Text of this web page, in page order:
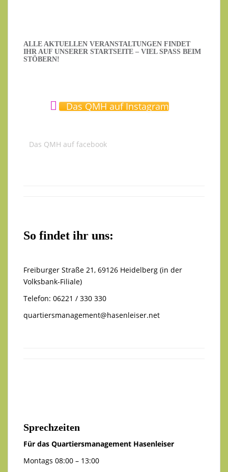
ALLE AKTUELLEN VERANSTALTUNGEN FINDET
IHR AUF UNSERER STARTSEITE – VIEL SPASS BEIM S
TÖBERN!
Das QMH auf Instagram
Das QMH auf facebook
So findet ihr uns:
Freiburger Straße 21, 69126 Heidelberg (in der
Volksbank-Filiale)
Telefon: 06221 / 330 330
quartiersmanagement@hasenleiser.net
Sprechzeiten
Für das Quartiersmanagement Hasenleiser
Montags 08:00 – 13:00